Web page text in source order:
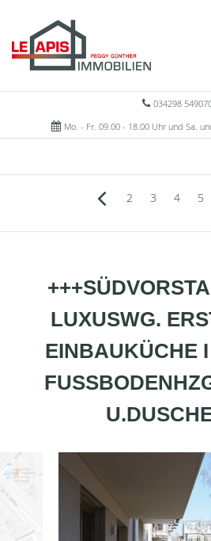
034298
Mo. - Fr. 09.00 - 18.00 Uhr und Sa.
2 3 4 5
LUXUSWG.
EINBAUKÜCHE